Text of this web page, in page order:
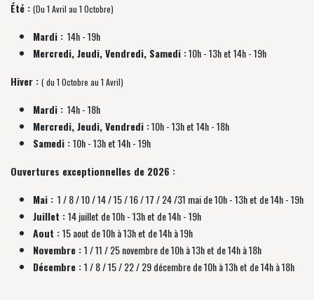
Été : (Du 1 Avril au 1 Octobre)
Mardi : 14h - 19h
Mercredi, Jeudi, Vendredi, Samedi :10h - 13h et 14h - 19h
Hiver : ( du 1 Octobre au 1 Avril)
Mardi : 14h - 18h
Mercredi, Jeudi, Vendredi :10h - 13h et 14h - 18h
Samedi :10h - 13h et 14h - 19h
Ouvertures exceptionnelles de 2026 :
Mai : 1 / 8 / 10 / 14 / 15 / 16 / 17 / 24 /31 mai de 10h - 13h et de 14h - 19h
Juillet :14 juillet de 10h - 13h et de 14h - 19h
Aout :15 aout de 10h à 13h et de 14h à 19h
Novembre :1 / 11 / 25 novembre de10h à 13h et de 14h à 18h
Décembre :1 / 8 / 15 / 22 / 29 décembrede10h à 13h et de 14h à 18h